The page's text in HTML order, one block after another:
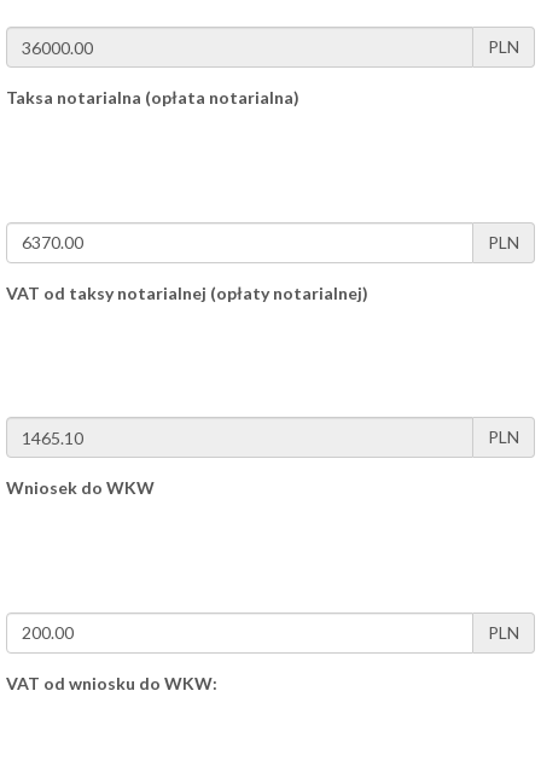
PLN
Taksa notarialna (opłata notarialna)
PLN
VAT od taksy notarialnej (opłaty notarialnej)
PLN
Wniosek do WKW
PLN
VAT od wniosku do WKW: